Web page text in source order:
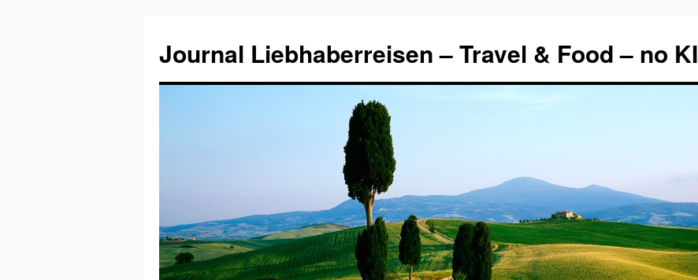
Journal Liebhaberreisen – Travel & Food – no KI